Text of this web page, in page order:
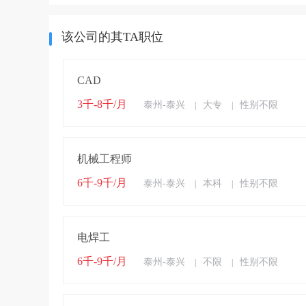
该公司的其TA职位
CAD
3千-8千/月 泰州-泰兴 大专 性别不限
机械工程师
6千-9千/月 泰州-泰兴 本科 性别不限
电焊工
6千-9千/月 泰州-泰兴 不限 性别不限